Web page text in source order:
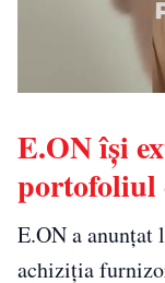
E.ON își
portofoliul
E.ON a anunțat
achiziția